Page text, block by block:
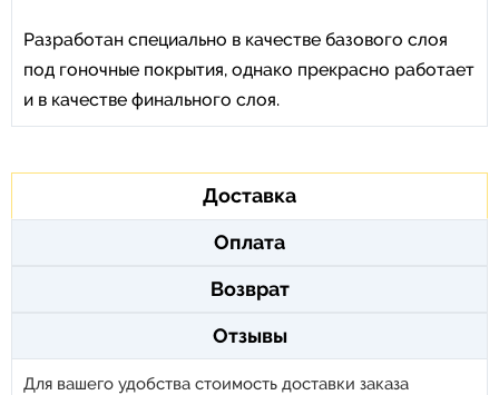
Разработан специально в качестве базового слоя
под гоночные покрытия, однако прекрасно работает
и в качестве финального слоя.
Доставка
Оплата
Возврат
Отзывы
Для вашего удобства стоимость доставки заказа